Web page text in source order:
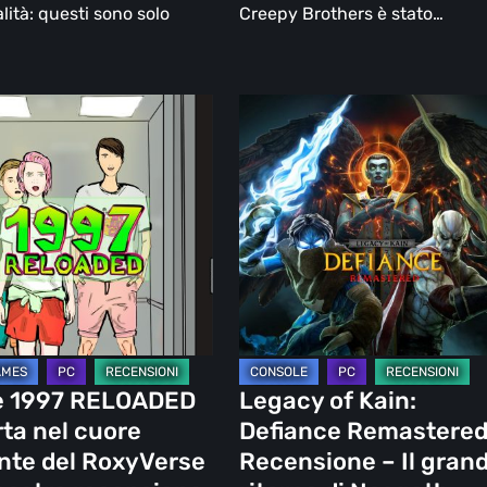
questi sono solo
Creepy Brothers è stato…
1997 RELOADED
nel cuore
del RoxyVerse
of
Kain:
Defiance
Remastered
Recensione
grande
ritorno
di
Nosgoth
Legacy of Kain:
Defiance Remastered
Recensione – Il